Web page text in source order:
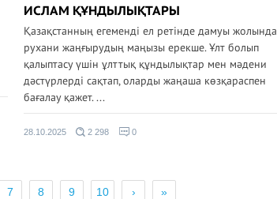
ИСЛАМ ҚҰНДЫЛЫҚТАРЫ
Қазақстанның егеменді ел ретінде дамуы жолында
рухани жаңғырудың маңызы ерекше. Ұлт болып
қалыптасу үшін ұлттық құндылықтар мен мәдени
дәстүрлерді сақтап, оларды жаңаша көзқараспен
бағалау қажет. ...
28.10.2025 2 298 0
7 8 9 10 › »